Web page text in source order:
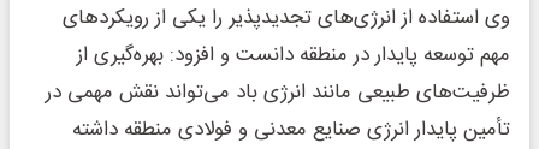
وی استفاده از انرژی‌های تجدیدپذیر را یکی از رویکردهای
مهم توسعه پایدار در منطقه دانست و افزود: بهره‌گیری از
ظرفیت‌های طبیعی مانند انرژی باد می‌تواند نقش مهمی در
تأمین پایدار انرژی صنایع معدنی و فولادی منطقه داشته